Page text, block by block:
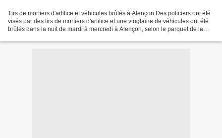
Tirs de mortiers d'artifice et véhicules brûlés à Alençon Des policiers ont été
visés par des tirs de mortiers d'artifice et une vingtaine de véhicules ont été
brûlés dans la nuit de mardi à mercredi à Alençon, selon le parquet de la